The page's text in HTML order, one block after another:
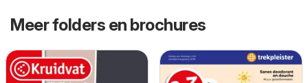
Meer folders en brochures